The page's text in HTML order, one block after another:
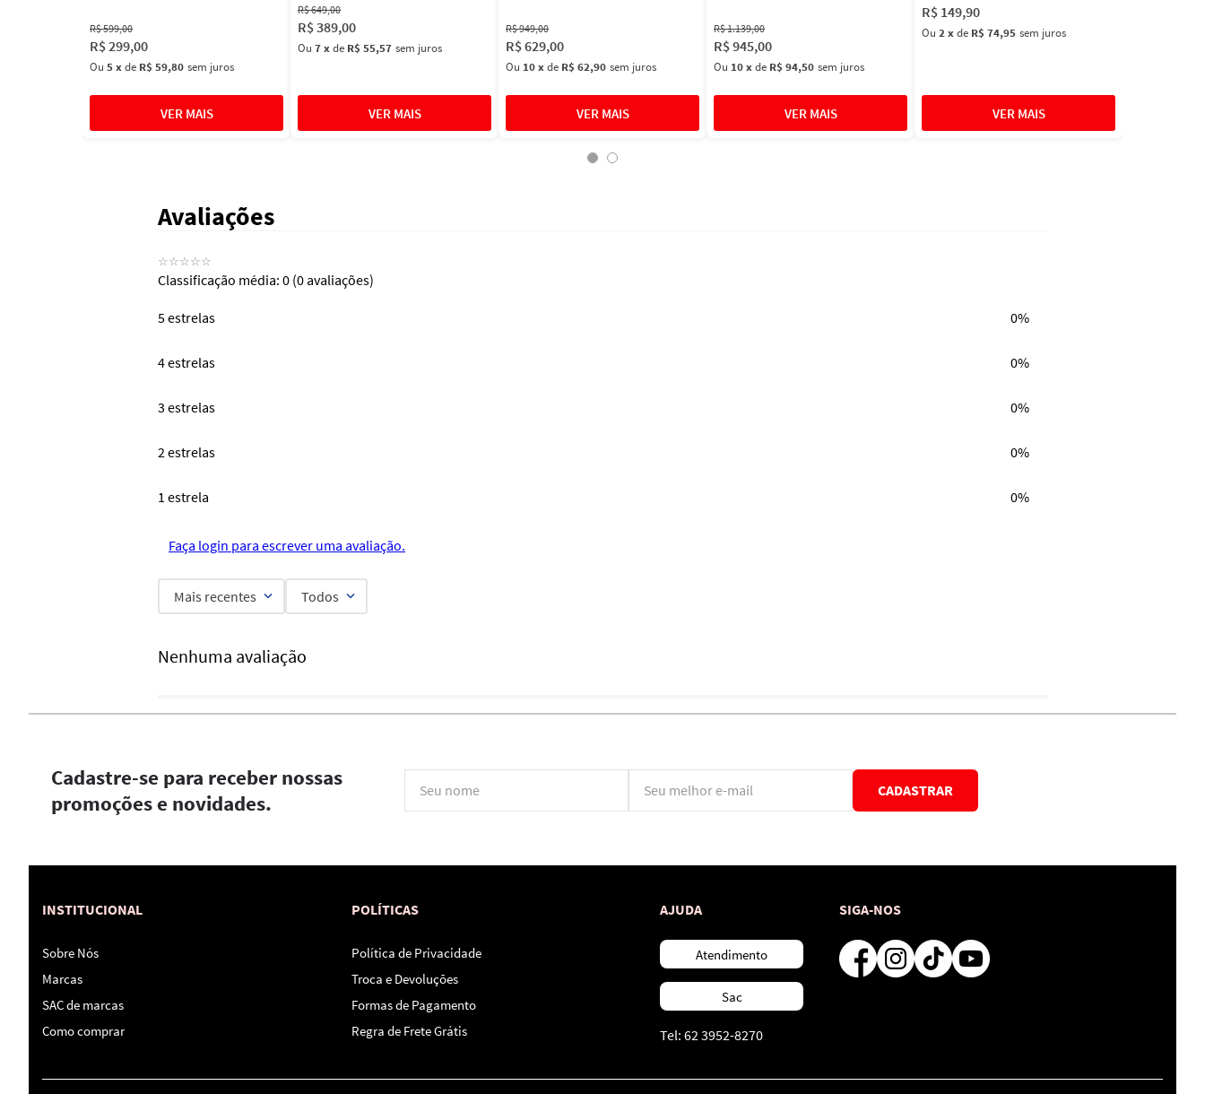
R$599,00
R$299,00
Ou 5xde R$ 59,80 sem juros
R$649,00
R$389,00
Ou 7xde R$ 55,57 sem juros
R$949,00
R$629,00
Ou 10xde R$ 62,90 sem juros
R$1.139,00
R$945,00
Ou 10xde R$ 94,50 sem juros
R$ 149,90
Ou 2xde R$ 74,95 sem juros
Avaliações
☆☆☆☆☆
Classificação média: 0 (0 avaliações)
5 estrelas 0%
4 estrelas 0%
3 estrelas 0%
2 estrelas 0%
1 estrela 0%
Faça login para escrever uma avaliação.
Mais recentes Todos
Nenhuma avaliação
Cadastre-se para receber nossas
promoções e novidades.
CADASTRAR
INSTITUCIONAL
Sobre Nós
Marcas
SAC de marcas
Como comprar
POLÍTICAS
Política de Privacidade
Troca e Devoluções
Formas de Pagamento
Regra de Frete Grátis
AJUDA
Atendimento
Sac
Tel: 62 3952-8270
SIGA-NOS